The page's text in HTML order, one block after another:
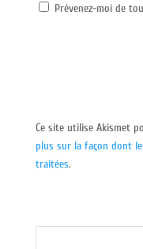
Prévenez-moi de
Ce site utilise Akismet
plus sur la façon dont
traitées.